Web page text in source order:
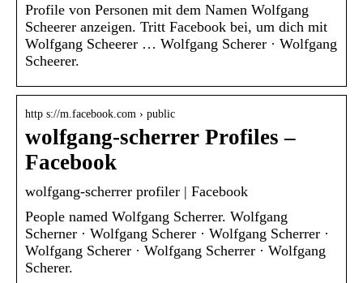
Profile von Personen mit dem Namen Wolfgang
Scheerer anzeigen. Tritt Facebook bei, um dich mit
Wolfgang Scheerer … Wolfgang Scherer · Wolfgang
Scheerer.
http s://m.facebook.com › public
wolfgang-scherrer Profiles –
Facebook
wolfgang-scherrer profiler | Facebook
People named Wolfgang Scherrer. Wolfgang
Scherner · Wolfgang Scherer · Wolfgang Scherrer ·
Wolfgang Scherer · Wolfgang Scherrer · Wolfgang
Scherer.